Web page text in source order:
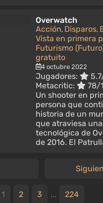
Overwatch
Acción, Disparos,
Vista en primera
Futurismo
gratuito
4 octubre 2022
Jugadores:
Metacritic:
78/
Un shooter en
persona que
historia de un
que atraviesa
tecnológica de
de 2016. El
1 2 3 ... 224